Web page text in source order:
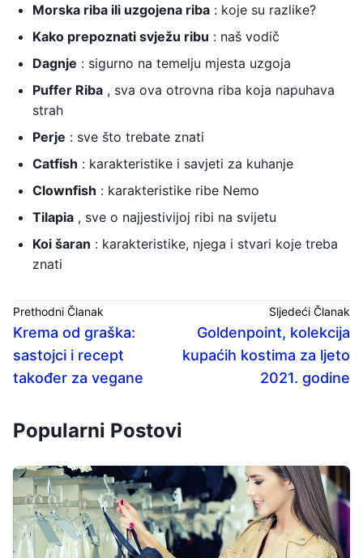
Morska riba ili uzgojena riba : koje su razlike?
Kako prepoznati svježu ribu : naš vodič
Dagnje : sigurno na temelju mjesta uzgoja
Puffer Riba , sva ova otrovna riba koja napuhava
strah
Perje : sve što trebate znati
Catfish : karakteristike i savjeti za kuhanje
Clownfish : karakteristike ribe Nemo
Tilapia , sve o najjestivijoj ribi na svijetu
Koi šaran : karakteristike, njega i stvari koje treba
znati
Prethodni Članak
Krema od graška:
sastojci i recept
također za vegane
Sljedeći Članak
Goldenpoint, kolekcija
kupaćih kostima za ljeto
2021. godine
Popularni Postovi